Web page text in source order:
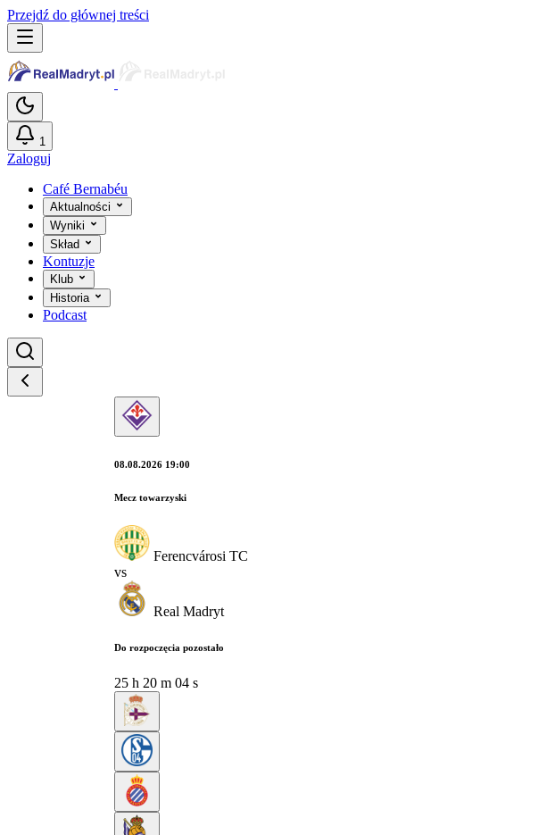
Przejdź do głównej treści
1
Zaloguj
Café Bernabéu
Aktualności
Wyniki
Skład
Kontuzje
Klub
Historia
Podcast
08.08.2026 19:00
Mecz towarzyski
Ferencvárosi TC
vs
Real Madryt
Do rozpoczęcia pozostało
25 h 20 m 03 s